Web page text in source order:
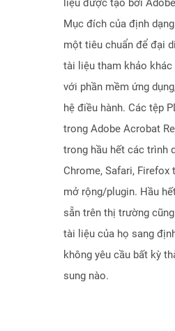
liệu được tạo bởi
Mục đích của định
một tiêu chuẩn để đại
tài liệu tham khảo
với phần mềm ứng
hệ điều hành. Các tệp
trong Adobe Acrobat
trong hầu hết các trình
Chrome, Safari, Firefox
mở rộng/plugin. Hầu
sẵn trên thị trường
tài liệu của họ sang
không yêu cầu bất kỳ
sung nào.